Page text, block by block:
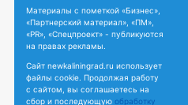
Материалы с пометкой «Бизнес»,
«Партнерский материал», «ПМ»,
«PR», «Спецпроект» - публикуются
на правах рекламы.
Сайт newkaliningrad.ru использует
файлы cookie. Продолжая работу
с сайтом, вы соглашаетесь на
сбор и последующую обработку